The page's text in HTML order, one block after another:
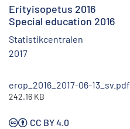
Erityisopetus 2016
Special education 2016
Statistikcentralen
2017
erop_2016_2017-06-13_sv.pdf
242.16 KB
CC BY 4.0